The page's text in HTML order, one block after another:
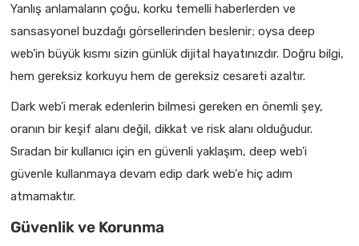
Yanlış anlamaların çoğu, korku temelli haberlerden ve
sansasyonel buzdağı görsellerinden beslenir; oysa deep
web'in büyük kısmı sizin günlük dijital hayatınızdır. Doğru bilgi,
hem gereksiz korkuyu hem de gereksiz cesareti azaltır.
Dark web'i merak edenlerin bilmesi gereken en önemli şey,
oranın bir keşif alanı değil, dikkat ve risk alanı olduğudur.
Sıradan bir kullanıcı için en güvenli yaklaşım, deep web'i
güvenle kullanmaya devam edip dark web'e hiç adım
atmamaktır.
Güvenlik ve Korunma